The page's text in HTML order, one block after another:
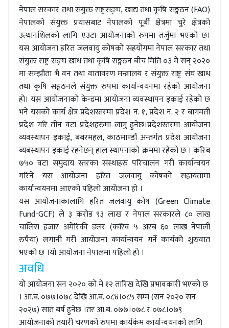
नेपाल सरकार तथा संयुक्त राष्ट्रसङ्घ,खाद्य तथा कृषि सङ्गठन (FAO)
नेपालको संयुक्त प्रयासबाट नेपालको पूर्बी क्षेत्रमा चुरे क्षेत्रको
उत्थानशिलको लागि एउटा आयोजनाको रुपमा तर्जुमा भएको छ।
यस आयोजना हरित जलवायु कोषको सहयोगमा नेपाल सरकार तथा
संयुक्त राष्ट्र सङ्घ खाध तथा कृषि सङ्गठन बीच मिति ०३ मे सन् २०२०
मा सम्झौता भै वन तथा वातावरण मन्त्रालय र संयुक्त राष्ट्र संघ खाध
तथा कृषि सङ्गठनले संयुक्त रुपमा कार्यान्वयनमा रहेको आयोजना
हो। यस आयोजनाको केन्द्रमा आयोजना व्यवस्थापन इकाई रहेको छ
भने यसको कार्य क्षेत्र प्रदेशस्तरमा प्रदेश न. १,प्रदेश न. २ र बागमती
प्रदेश गरि तीन वटा प्रदेशहरुमा लागु हुनेछ।प्रदेशस्तरमा आयोजना
व्यवस्थापन इकाई, बबरमहल,काठमाण्डौं अन्तर्गत प्रदेश आयोजना
ब्यबस्थापन इकाई रहनेछन् हाल स्थापनाको क्रममा रहेको छ । करिब
७५० वटा समुदाय स्तरका संस्थाहरु परिचालन गरी कार्यान्वयन
गरिने यस आयोजना हरित जलवायु कोषको सहायतामा
कार्यान्वयनमा आएको पहिलो आयोजना हो ।
यस आयोजनाकालागि हरित जलवायु कोष (Green Climate
Fund-GCF) ले ३ करोड ९३ लाख र नेपाल सरकारले ८० लाख
चालिस हजार अमेरिकी डलर (करिव ५ अरब ६० लाख नेपाली
रुपैया) लगानी गरी आयोजना कार्यान्वयन गर्ने कार्यको शुरुवात
भएको छ ।यो आयोजना नेपालमा पहिलो हो ।
अवधि
यो आयोजना सन २०२० को मे १२ तारिख देखि प्रभावकारी भएको छ
। आ.ब. ०७७।०७८ देखि आ.ब. ०८४।०८५ सम्म (सन २०२० सन
२०२७) सात बर्ष हुनेछ ।तर आ.ब. ०७७।०७८ र ०७८।०७९
आयोजनाको तयारी चरणको रुपमा कार्यकंम कार्यान्वयनको लागि